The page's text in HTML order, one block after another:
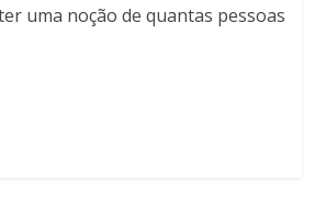
uma noção de quantas pessoas